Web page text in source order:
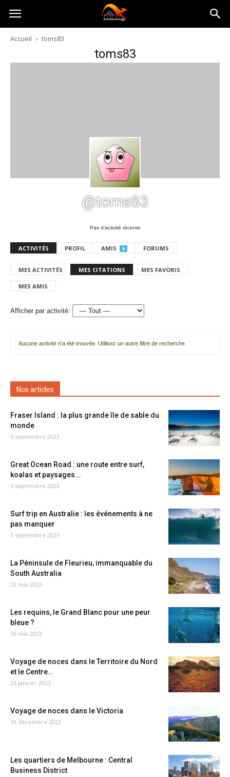
Australia-
australie.com
Accueil toms83
toms83
@toms83
Pas d’activité récente
ACTIVITÉS PROFIL AMIS 0 FORUMS
MES ACTIVITÉS MES CITATIONS MES FAVORIS
MES AMIS
Afficher par activité:
Aucune activité n'a été trouvée. Utilisez un autre filtre de recherche.
Nos articles
Fraser Island : la plus grande île de sable du
monde
5 septembre 2023
Great Ocean Road : une route entre surf,
koalas et paysages...
5 septembre 2023
Surf trip en Australie : les événements à ne
pas manquer
5 septembre 2023
La Péninsule de Fleurieu, immanquable du
South Australia
12 mai 2023
Les requins, le Grand Blanc pour une peur
bleue ?
10 mai 2023
Voyage de noces dans le Territoire du Nord
et le Centre...
25 janvier 2023
Voyage de noces dans le Victoria
19 décembre 2022
Les quartiers de Melbourne : Central
Business District